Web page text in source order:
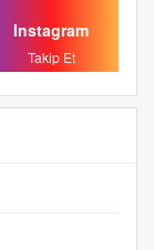
Instagram
Takip Et